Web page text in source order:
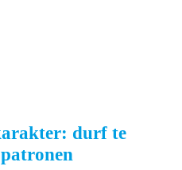
durf te